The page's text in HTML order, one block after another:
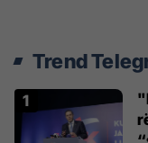
Trend